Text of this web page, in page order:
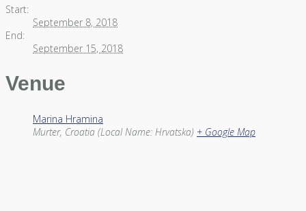
Start:
September 8, 2018
End:
September 15, 2018
Venue
Marina Hramina
Murter, Croatia (Local Name: Hrvatska) + Google Map